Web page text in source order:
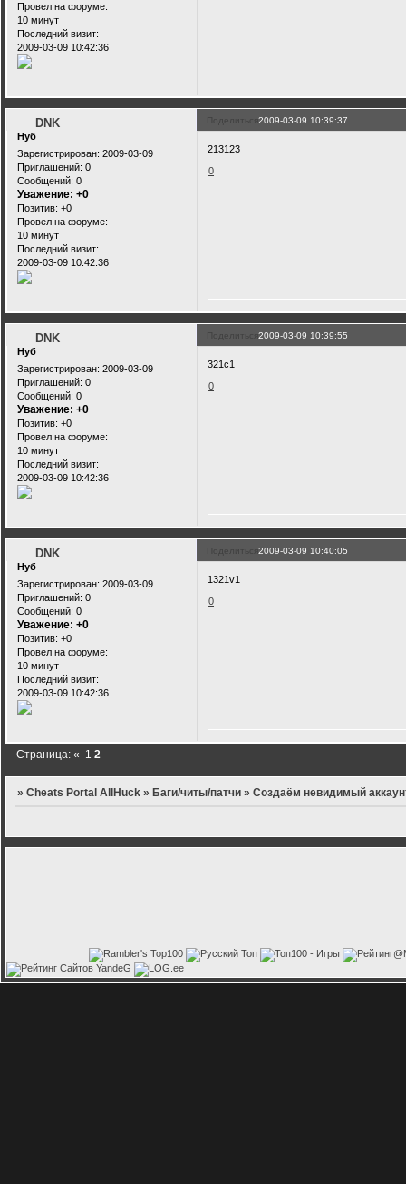
Провел на форуме:
10 минут
Последний визит:
2009-03-09 10:42:36
Поделиться2009-03-09 10:39:37
DNK
Нуб
Зарегистрирован: 2009-03-09
Приглашений: 0
Сообщений: 0
Уважение: +0
Позитив: +0
Провел на форуме:
10 минут
Последний визит:
2009-03-09 10:42:36
213123
0
Поделиться2009-03-09 10:39:55
DNK
Нуб
Зарегистрирован: 2009-03-09
Приглашений: 0
Сообщений: 0
Уважение: +0
Позитив: +0
Провел на форуме:
10 минут
Последний визит:
2009-03-09 10:42:36
321c1
0
Поделиться2009-03-09 10:40:05
DNK
Нуб
Зарегистрирован: 2009-03-09
Приглашений: 0
Сообщений: 0
Уважение: +0
Позитив: +0
Провел на форуме:
10 минут
Последний визит:
2009-03-09 10:42:36
1321v1
0
Страница:« 1 2
»Cheats Portal AllHuck »Баги/читы/патчи »Создаём невидимый